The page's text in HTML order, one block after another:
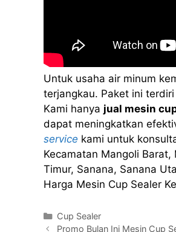
Untuk usaha air minum
terjangkau. Paket ini
Kami hanya jual mesin
dapat meningkatkan
service kami untuk
Kecamatan Mangoli
Timur, Sanana, Sanana
Harga Mesin Cup Sealer
Kategori
Cup Sealer
Promo Bulan Ini Mesin Cup